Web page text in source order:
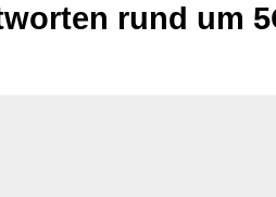
rund um